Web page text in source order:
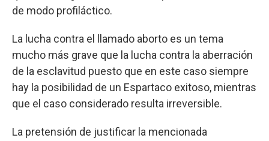
de modo profiláctico.
La lucha contra el llamado aborto es un tema
mucho más grave que la lucha contra la aberración
de la esclavitud puesto que en este caso siempre
hay la posibilidad de un Espartaco exitoso, mientras
que el caso considerado resulta irreversible.
La pretensión de justificar la mencionada